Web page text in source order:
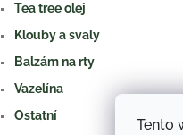
Tento
Tea tree olej
Klouby a svaly
Balzám na rty
Vazelína
Ostatní